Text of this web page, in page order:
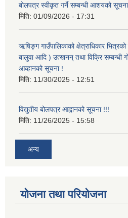
बोलपत्र स्वीकृत गर्ने सम्बन्धी आशयको
मिति: 01/09/2026 - 17:31
ऋषिङ्ग गाउँपालिकाको क्षेत्राधिकार
बालुवा आदि ) उत्खनन् तथा विक्रि सम्बन्धी
आव्हानको सूचना !
मिति: 11/30/2025 - 12:51
विद्युतीय बोलपत्र आह्वानको सूचना !!!
मिति: 11/26/2025 - 15:58
अन्य
योजना तथा परियोजना